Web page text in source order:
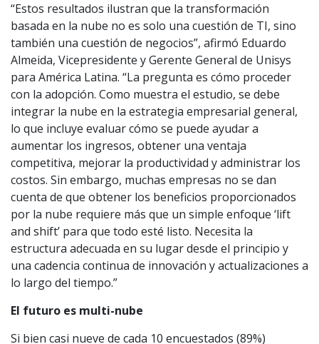
“Estos resultados ilustran que la transformación
basada en la nube no es solo una cuestión de TI, sino
también una cuestión de negocios”, afirmó Eduardo
Almeida, Vicepresidente y Gerente General de Unisys
para América Latina. “La pregunta es cómo proceder
con la adopción. Como muestra el estudio, se debe
integrar la nube en la estrategia empresarial general,
lo que incluye evaluar cómo se puede ayudar a
aumentar los ingresos, obtener una ventaja
competitiva, mejorar la productividad y administrar los
costos. Sin embargo, muchas empresas no se dan
cuenta de que obtener los beneficios proporcionados
por la nube requiere más que un simple enfoque ‘lift
and shift’ para que todo esté listo. Necesita la
estructura adecuada en su lugar desde el principio y
una cadencia continua de innovación y actualizaciones a
lo largo del tiempo.”
El futuro es multi-nube
Si bien casi nueve de cada 10 encuestados (89%)